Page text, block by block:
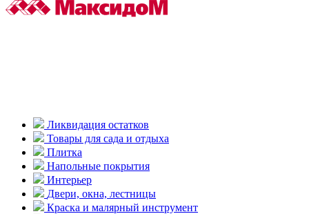
Ликвидация остатков
Товары для сада и отдыха
Плитка
Напольные покрытия
Интерьер
Двери, окна, лестницы
Краска и малярный инструмент